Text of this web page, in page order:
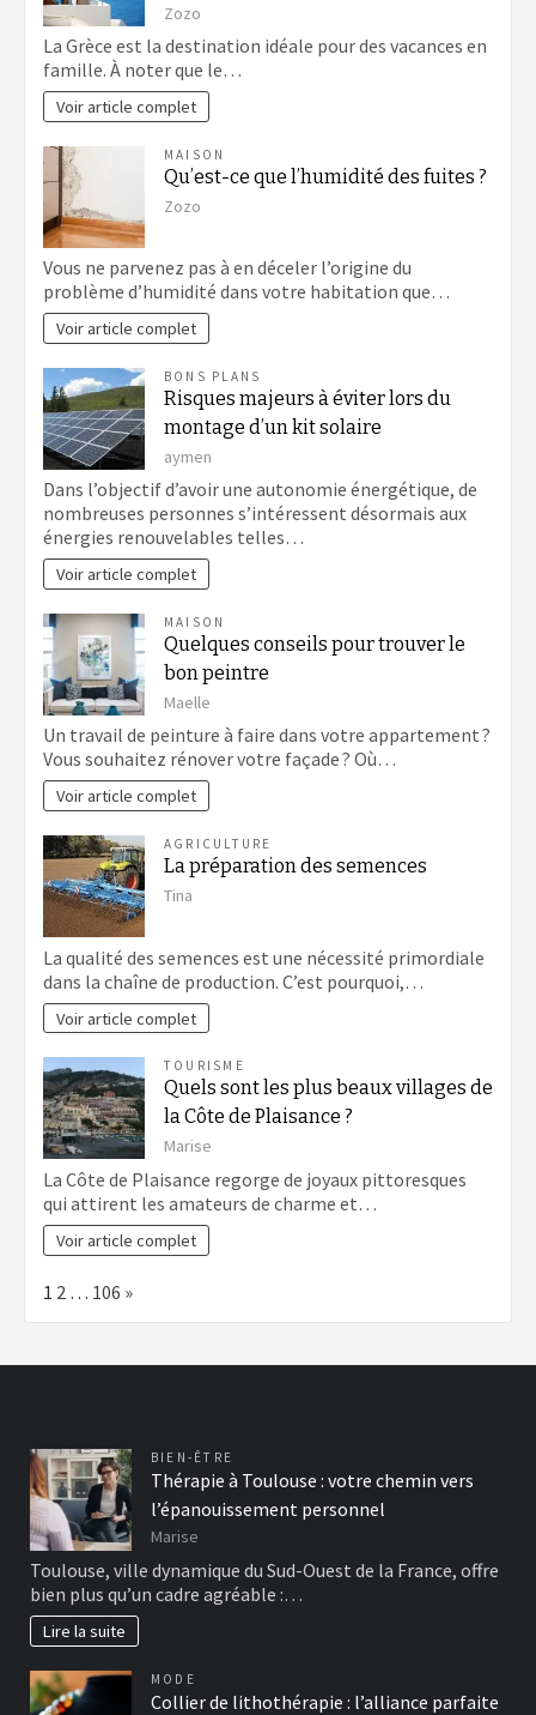
Zozo
La Grèce est la destination idéale pour des vacances en
famille. À noter que le…
Voir article complet
MAISON
Qu’est-ce que l’humidité des fuites ?
Zozo
Vous ne parvenez pas à en déceler l’origine du
problème d’humidité dans votre habitation que…
Voir article complet
BONS PLANS
Risques majeurs à éviter lors du
montage d’un kit solaire
aymen
Dans l’objectif d’avoir une autonomie énergétique, de
nombreuses personnes s’intéressent désormais aux
énergies renouvelables telles…
Voir article complet
MAISON
Quelques conseils pour trouver le
bon peintre
Maelle
Un travail de peinture à faire dans votre appartement ?
Vous souhaitez rénover votre façade ? Où…
Voir article complet
AGRICULTURE
La préparation des semences
Tina
La qualité des semences est une nécessité primordiale
dans la chaîne de production. C’est pourquoi,…
Voir article complet
TOURISME
Quels sont les plus beaux villages de
la Côte de Plaisance ?
Marise
La Côte de Plaisance regorge de joyaux pittoresques
qui attirent les amateurs de charme et…
Voir article complet
Page:
1 2 … 106 Next
»
BIEN-ÊTRE
Thérapie à Toulouse : votre chemin vers
l’épanouissement personnel
Marise
Toulouse, ville dynamique du Sud-Ouest de la France, offre
bien plus qu’un cadre agréable :…
Lire la suite
MODE
Collier de lithothérapie : l’alliance parfaite